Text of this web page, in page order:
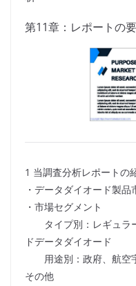
第11章：レポートの
1 当調査分析レポートの
・データダイオード製品
・市場セグメント
タイプ別：レギュラ
ドデータダイオード
用途別：政府、航空宇
その他